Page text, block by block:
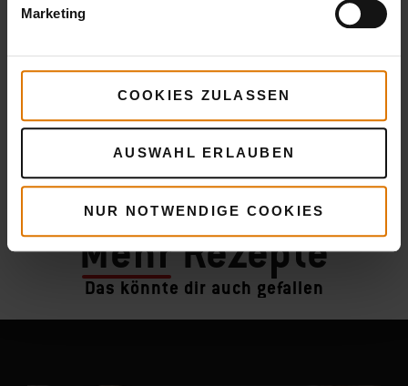
Marketing
COOKIES ZULASSEN
AUSWAHL ERLAUBEN
NUR NOTWENDIGE COOKIES
MehrRezepte
Das könnte dir auch gefallen